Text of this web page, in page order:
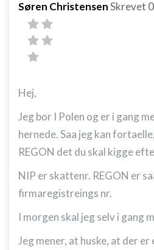
Søren ChristensenSkrevet
Hej,
Jeg bor I Polen og er i gang
hernede. Saa jeg kan
REGON det du skal kigge
NIP er skattenr. REGON er
firmaregistreings nr.
I morgen skal jeg selv i gang
Jeg mener, at huske, at der er